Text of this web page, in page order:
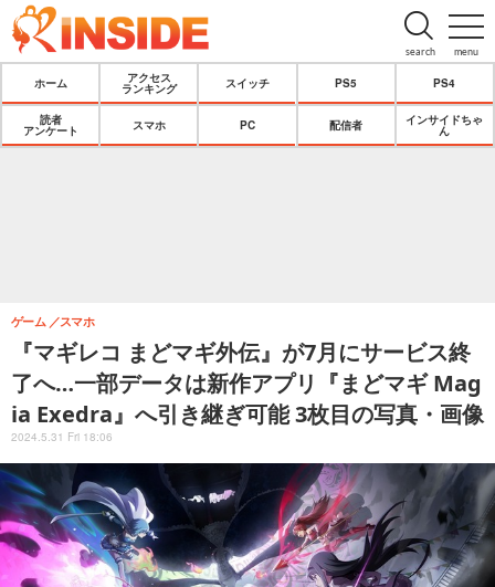
menu
search
ホーム
アクセス
ランキング
スイッチ PS5 PS4
読者
アンケート
スマホ PC 配信者
インサイドちゃ
ん
『マギレコ まどマギ外伝』が7月にサービス終
了へ…一部データは新作アプリ『まどマギ Mag
ia Exedra』へ引き継ぎ可能 3枚目の写真・画像
ゲーム スマホ
2024.5.31 Fri 18:06